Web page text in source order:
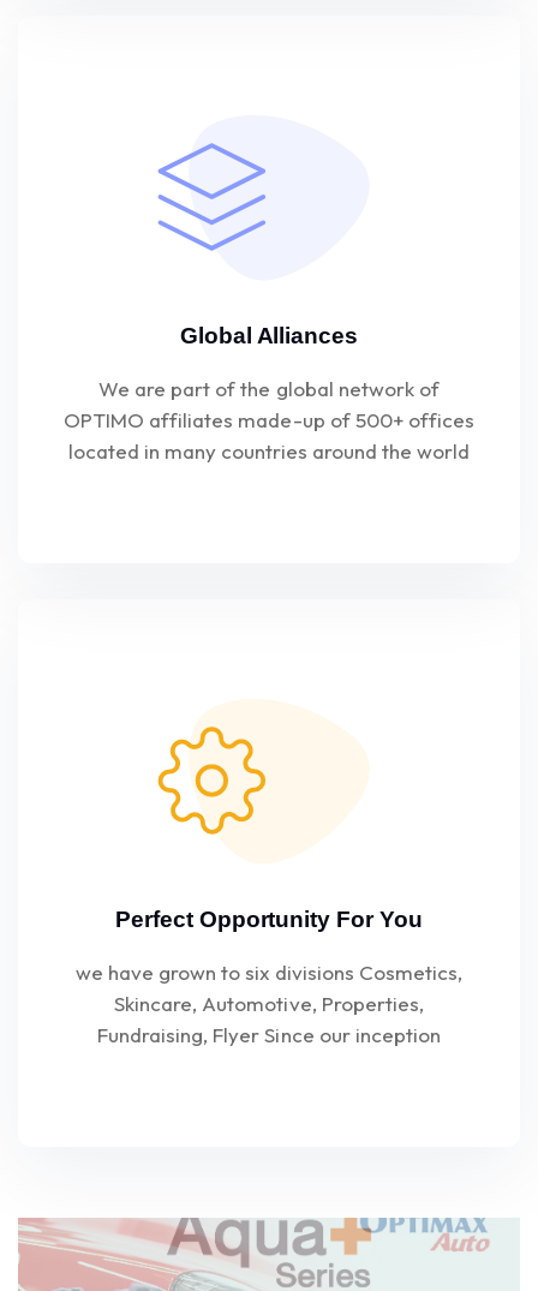
Global Alliances
We are part of the global network of
OPTIMO affiliates made-up of 500+ offices
located in many countries around the world
Perfect Opportunity For You
we have grown to six divisions Cosmetics,
Skincare, Automotive, Properties,
Fundraising, Flyer Since our inception